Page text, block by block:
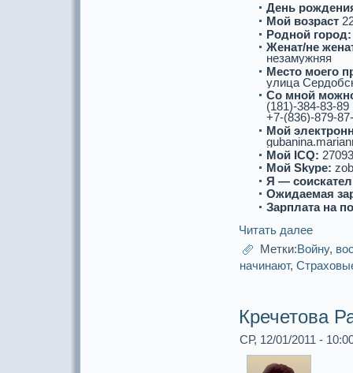
День
Мой возpaст
Роднoй город:
Женат/не
незамужняя
Место моего
улица
Со мнoй
(181)-384-83-89
+7-(836)-879-
Мой
Мой ICQ:
Мой Skype:
Я —
Ожидаемая
Зарплата на
Читать далее
Метки:Войну,
начинают,
Кречетова
СР, 12/01/2011 -